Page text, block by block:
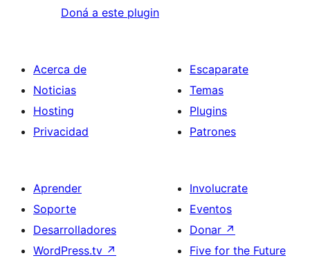
Doná a este plugin
Acerca de
Noticias
Hosting
Privacidad
Escaparate
Temas
Plugins
Patrones
Aprender
Soporte
Desarrolladores
WordPress.tv ↗
Involucrate
Eventos
Donar ↗
Five for the Future